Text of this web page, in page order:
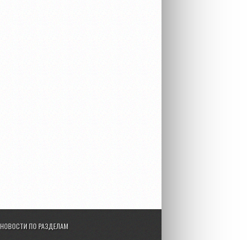
НОВОСТИ ПО РАЗДЕЛАМ